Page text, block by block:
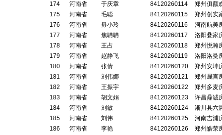
174
河南省 于庆章 84120260114
郑州俱颜
175
河南省 毛聪 84120260115
郑州创实
176
河南省 毋小玲 84120260116
河南航美
177
河南省 焦聃聃 84120260117
洛阳叠家
178
河南省 王占 84120260118
郑州悦瀚
179
河南省 赵静飞 84120260119
洛阳洛曼
180
河南省 张倩 84120260120
郑州安坤
181
河南省 刘伟娜 84120260121
郑州晟言
182
河南省 王振宇 84120260122
郑州多麦
183
河南省 胡文娟 84120260123
许昌鼎诚
184
河南省 刘敏 84120260124
淅川县六
185
河南省 刘伟 84120260125
河南吉浦
186
河南省 李艳 84120260126
郑州皓荣